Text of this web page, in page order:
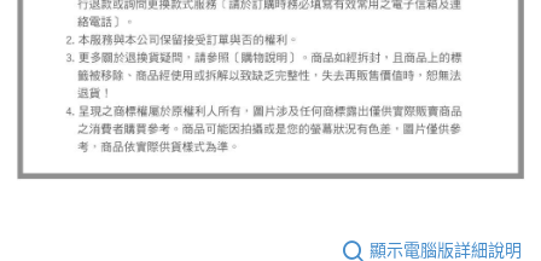
顯示電腦版詳細說明